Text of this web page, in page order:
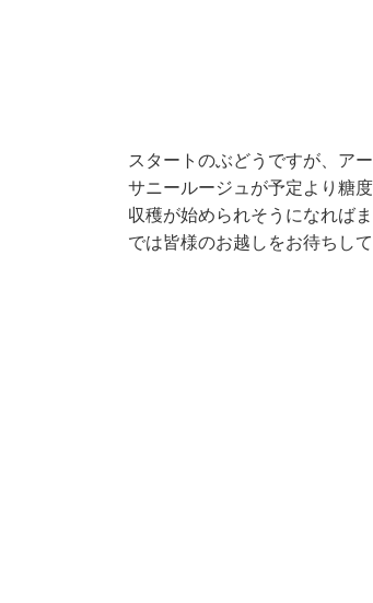
スタートのぶどうですが、ア
サニールージュが予定より糖
収穫が始められそうになれば
では皆様のお越しをお待ちし